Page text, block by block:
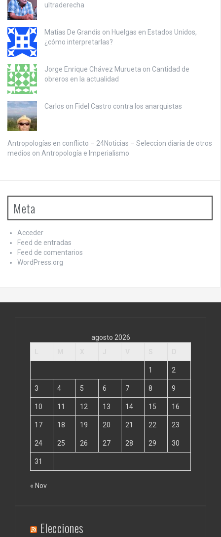
ultraderecha
Matias De Grandis on Huelgas en Estados Unidos,
¿cómo interpretarlas?
Jorge Enrique Chávez Murueta on Cantidad de
obreros en la actualidad
Carlos on Fidel Castro contra los anarquistas
Antropologías en conflicto – 24Noticias – Seleccion diaria de otros
medios on Antropología e Imperialismo
Meta
Acceder
Feed de entradas
Feed de comentarios
WordPress.org
agosto 2026
1 2
3 4 5 6 7 8 9
10 11 12 13 14 15 16
17 18 19 20 21 22 23
24 25 26 27 28 29 30
31
« Nov
Elecciones